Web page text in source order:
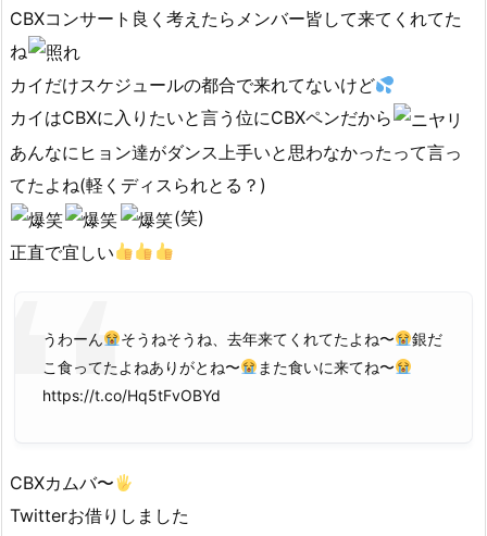
CBXコンサート良く考えたらメンバー皆して来てくれてた
ね
カイだけスケジュールの都合で来れてないけど
カイはCBXに入りたいと言う位にCBXペンだから
あんなにヒョン達がダンス上手いと思わなかったって言っ
てたよね(軽くディスられとる？)
(笑)
正直で宜しい
うわーん そうねそうね、去年来てくれてたよね〜
銀だ
こ食ってたよねありがとね〜
また食いに来てね〜
https://t.co/Hq5tFvOBYd
CBXカムバ〜
Twitterお借りしました